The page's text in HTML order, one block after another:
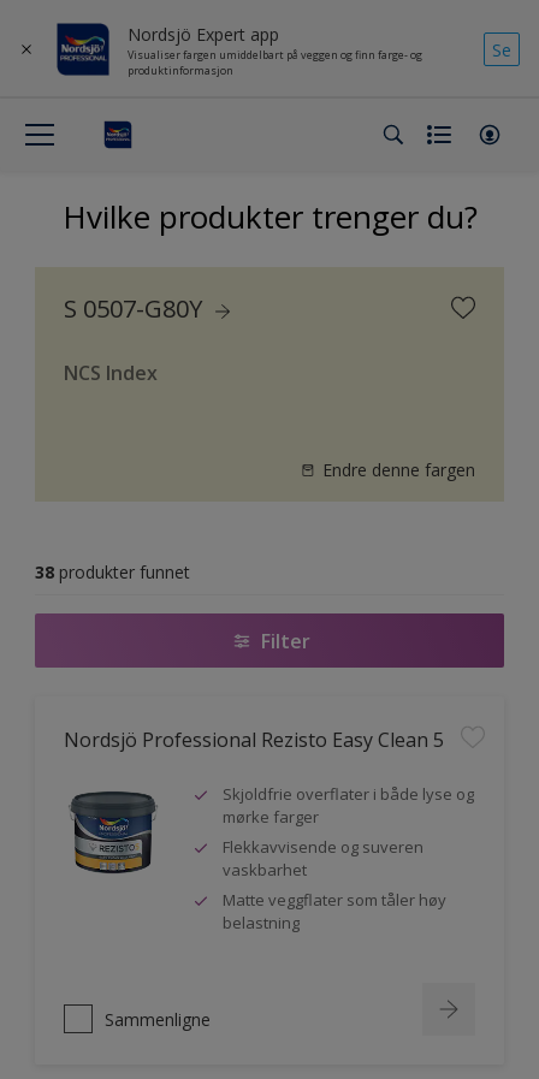
Nordsjö Expert app
Visualiser fargen umiddelbart på veggen og finn farge- og
produktinformasjon
Se
Hvilke produkter trenger du?
S 0507-G80Y
NCS Index
Endre denne fargen
38 produkter funnet
Filter
Nordsjö Professional Rezisto Easy Clean 5
Skjoldfrie overflater i både lyse og
mørke farger
Flekkavvisende og suveren
vaskbarhet
Matte veggflater som tåler høy
belastning
Sammenligne